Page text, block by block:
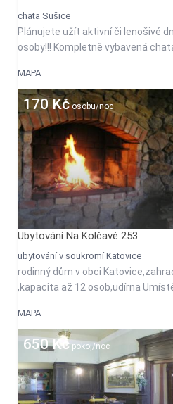
chata Sušice
Plánujete užít aktivní či lenošivé
osoby!!! Kompletně vybavená
MAPA
170 Kčosobu/noc
Ubytování Na Kolčavě 253
ubytování v soukromí Katovice
rodinný dům v obci
,kapacita až 12 osob,udírna
MAPA
650 Kčpokoj/noc